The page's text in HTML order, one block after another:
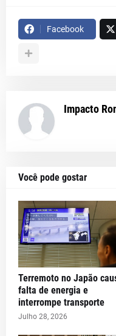
Facebook
Impacto
Você pode gostar
Terremoto no Japão
falta de energia e
interrompe transporte
Julho 28, 2026